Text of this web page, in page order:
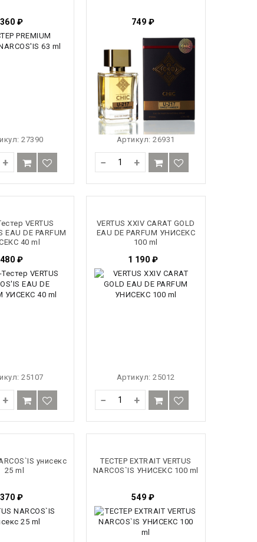
360 ₽
27390
+
749 ₽
Артикул:26931
− +
VERTUS
EAU DE PARFUM
40 ml
480 ₽
25107
+
VERTUS XXIV CARAT GOLD
EAU DE PARFUM УНИСЕКС
100 ml
1 190 ₽
Артикул:25012
− +
унисекс
25 ml
370 ₽
ТЕСТЕР EXTRAIT VERTUS
NARCOS`IS УНИСЕКС 100 ml
549 ₽